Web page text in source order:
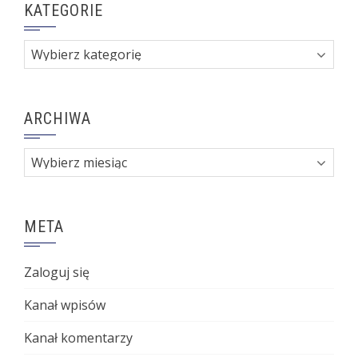
KATEGORIE
Kategorie
ARCHIWA
Archiwa
META
Zaloguj się
Kanał wpisów
Kanał komentarzy